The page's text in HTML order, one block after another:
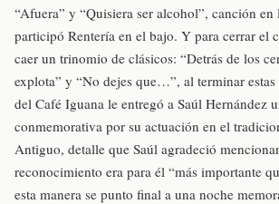
“Afuera” y “Quisiera ser alcohol”, canción en
participó Rentería en el bajo. Y para cerrar el
caer un trinomio de clásicos: “Detrás de los
explota” y “No dejes que…”, al terminar estas
del Café Iguana le entregó a Saúl Hernández
conmemorativa por su actuación en el
Antiguo, detalle que Saúl agradeció
reconocimiento era para él “más importante
esta manera se punto final a una noche